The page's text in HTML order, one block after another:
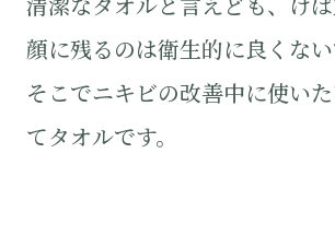
顔に残るのは衛生的に良くない
そこでニキビの改善中に使い
てタオルです。